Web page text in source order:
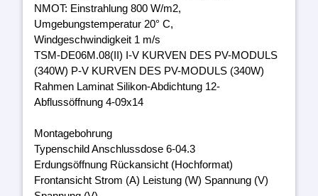
NMOT: Einstrahlung 800 W/m2,
Umgebungstemperatur 20° C,
Windgeschwindigkeit 1 m/s
TSM-DE06M.08(II) I-V KURVEN DES PV-MODULS
(340W) P-V KURVEN DES PV-MODULS (340W)
Rahmen Laminat Silikon-Abdichtung 12-
Abflussöffnung 4-09x14
Montagebohrung
Typenschild Anschlussdose 6-04.3
Erdungsöffnung Rückansicht (Hochformat)
Frontansicht Strom (A) Leistung (W) Spannung (V)